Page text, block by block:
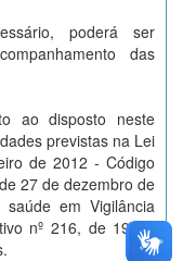
poderá ser
das
ao disposto neste
previstas na Lei
de 2012 - Código
27 de dezembro de
em Vigilância
nº 216, de 19 de